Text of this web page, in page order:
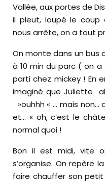
Vallée, aux portes de
il pleut, loupé le coup
nous arrête, on a tout
On monte dans un bus
à 10 min du parc ( on a
parti chez mickey ! En
imaginé que Juliette
»ouhhh « … mais
et… « oh, c’est le
normal quoi !
Bon il est midi, vite
s’organise. On repère
faire chauffer son